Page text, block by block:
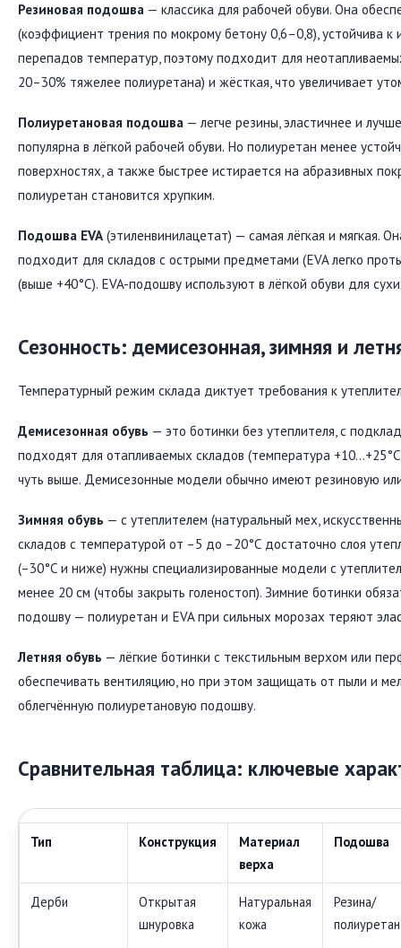
Резиновая подошва — классика для рабочей обуви. Она
(коэффициент трения по мокрому бетону 0,6–0,8), устойчива
перепадов температур, поэтому подходит для
20–30% тяжелее полиуретана) и жёсткая, что увеличивает
Полиуретановая подошва — легче резины, эластичнее и
популярна в лёгкой рабочей обуви. Но полиуретан менее
поверхностях, а также быстрее истирается на абразивных
полиуретан становится хрупким.
Подошва EVA (этиленвинилацетат) — самая лёгкая и мягкая.
подходит для складов с острыми предметами (EVA легко
(выше +40°C). EVA-подошву используют в лёгкой обуви для
Сезонность: демисезонная, зимняя и
Температурный режим склада диктует требования к
Демисезонная обувь — это ботинки без утеплителя, с
подходят для отапливаемых складов (температура
чуть выше. Демисезонные модели обычно имеют резиновую
Зимняя обувь — с утеплителем (натуральный мех,
складов с температурой от –5 до –20°C достаточно слоя
(–30°C и ниже) нужны специализированные модели с
менее 20 см (чтобы закрыть голеностоп). Зимние ботинки
подошву — полиуретан и EVA при сильных морозах теряют
Летняя обувь — лёгкие ботинки с текстильным верхом или
обеспечивать вентиляцию, но при этом защищать от пыли и
облегчённую полиуретановую подошву.
Сравнительная таблица: ключевые
Тип Конструкция
Материал
верха
Подошва
Дерби
Открытая
шнуровка
Натуральная
кожа
Резина/
полиуретан